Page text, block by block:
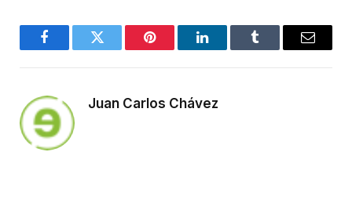
FacebookTwitter Pinterest LinkedInTumblr Email
Juan Carlos Chávez